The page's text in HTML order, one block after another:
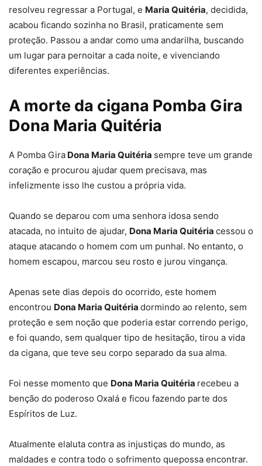
resolveu regressar a Portugal, e Maria Quitéria, decidida,
acabou ficando sozinha no Brasil, praticamente sem
proteção. Passou a andar como uma andarilha, buscando
um lugar para pernoitar a cada noite, e vivenciando
diferentes experiências.
A morte da cigana Pomba Gira
Dona Maria Quitéria
A Pomba Gira Dona Maria Quitéria sempre teve um grande
coração e procurou ajudar quem precisava, mas
infelizmente isso lhe custou a própria vida.
Quando se deparou com uma senhora idosa sendo
atacada, no intuito de ajudar, Dona Maria Quitéria cessou o
ataque atacando o homem com um punhal. No entanto, o
homem escapou, marcou seu rosto e jurou vingança.
Apenas sete dias depois do ocorrido, este homem
encontrou Dona Maria Quitéria dormindo ao relento, sem
proteção e sem noção que poderia estar correndo perigo,
e foi quando, sem qualquer tipo de hesitação, tirou a vida
da cigana, que teve seu corpo separado da sua alma.
Foi nesse momento que Dona Maria Quitéria recebeu a
benção do poderoso Oxalá e ficou fazendo parte dos
Espíritos de Luz.
Atualmente elaluta contra as injustiças do mundo, as
maldades e contra todo o sofrimento quepossa encontrar.